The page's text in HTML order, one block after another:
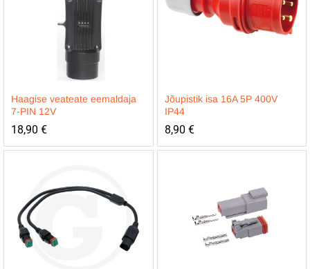
Haagise veateate eemaldaja
7-PIN 12V
18,90 €
Jõupistik isa 16A 5P 400V
IP44
8,90 €